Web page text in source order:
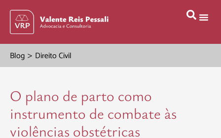
Blog > Direito Civil
O plano de parto como
instrumento de combate às
violências obstétricas